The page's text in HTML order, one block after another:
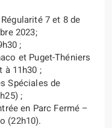
7 et 8 de
2023;
;
et Puget-Théniers
11h30 ;
Spéciales de
;
en Parc Fermé –
(22h10).